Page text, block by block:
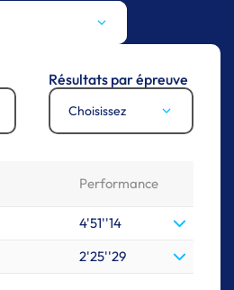
Résultats par épreuve
Choisissez
Performance
4'51''14
2'25''29